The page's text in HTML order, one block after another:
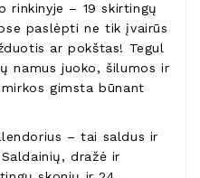
rinkinyje – 19 skirtingų
paslėpti ne tik įvairūs
ar pokštas! Tegul
namus juoko, šilumos ir
gimsta būnant
– tai saldus ir
dražė ir